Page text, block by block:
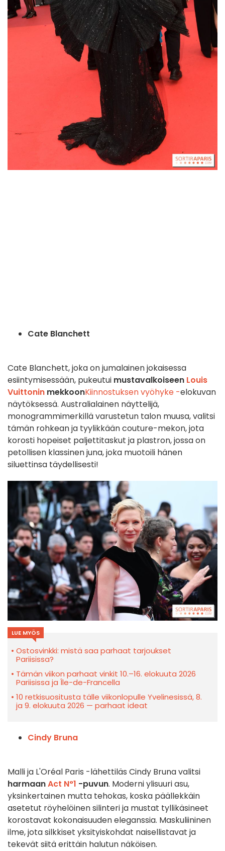
Cate Blanchett
Cate Blanchett, joka on jumalainen jokaisessa
esiintymisessään, pukeutui mustavalkoiseen Louis
Vuittonin mekkoonKiinnostuksen vyöhyke -elokuvan
näytöksessä. Australialainen näyttelijä,
monogrammimerkillä varustetun talon muusa, valitsi
tämän rohkean ja tyylikkään couture-mekon, jota
korosti hopeiset paljettitaskut ja plastron, jossa on
petollisen klassinen juna, joka muotoili hänen
siluettinsa täydellisesti!
LUE MYÖS
Ostosvinkki: mistä saa parhaat tarjoukset
Pariisissa?
Tämän viikon parhaat vinkit 10.–16. elokuuta 2026
Pariisissa ja Île-de-Francella
10 retkisuositusta tälle viikonlopulle Yvelinesissä, 8.
ja 9. elokuuta 2026 — parhaat ideat
Cindy Bruna
Malli ja L'Oréal Paris -lähettiläs Cindy Bruna valitsi
harmaanAct N°1 -puvun. Moderni ylisuuri asu,
yksinkertainen mutta tehokas, koska päällekkäin
asetetut röyhelöinen silinteri ja mustat tyllikäsineet
korostavat kokonaisuuden eleganssia. Maskuliininen
ilme, jota silkkiset yksityiskohdat naisellistavat ja
tekevät siitä erittäin halutun näköisen.